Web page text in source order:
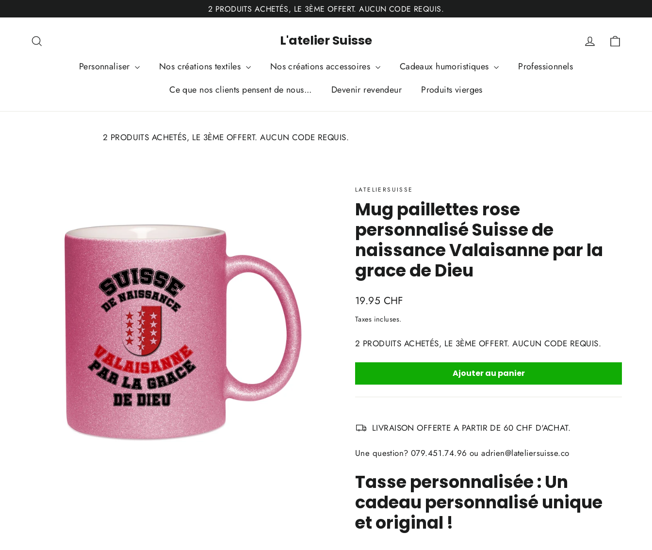
au
2 PRODUITS ACHETÉS, LE 3ÈME OFFERT. AUCUN CODE REQUIS.
L'atelier Suisse Se connecter
Personnaliser Nos créations textiles Nos créations accessoires Cadeaux humoristiques
Professionnels
Ce que nos clients pensent de nous...
Devenir revendeur Produits vierges
2 PRODUITS ACHETÉS, LE 3ÈME OFFERT. AUCUN CODE REQUIS.
LATELIERSUISSE
Mug paillettes rose
personnalisé Suisse de
naissance Valaisanne par la
grace de Dieu
Prix
19.95 CHF
Taxes incluses.
2 PRODUITS ACHETÉS, LE 3ÈME OFFERT. AUCUN CODE REQUIS.
Ajouter au panier
LIVRAISON OFFERTE A PARTIR DE 60 CHF D'ACHAT.
Une question? 079.451.74.96 ou adrien@lateliersuisse.co
Tasse personnalisée: Un
cadeau personnalisé unique
et original !